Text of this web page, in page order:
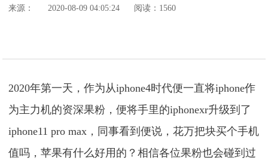
来源： 2020-08-09 04:05:24 阅读：1560
2020年第一天，作为从iphone4时代便一直将iphone作
为主力机的资深果粉，便将手里的iphonexr升级到了
iphone11 pro max，同事看到便说，花万把块买个手机
值吗，苹果有什么好用的？相信各位果粉也会碰到过